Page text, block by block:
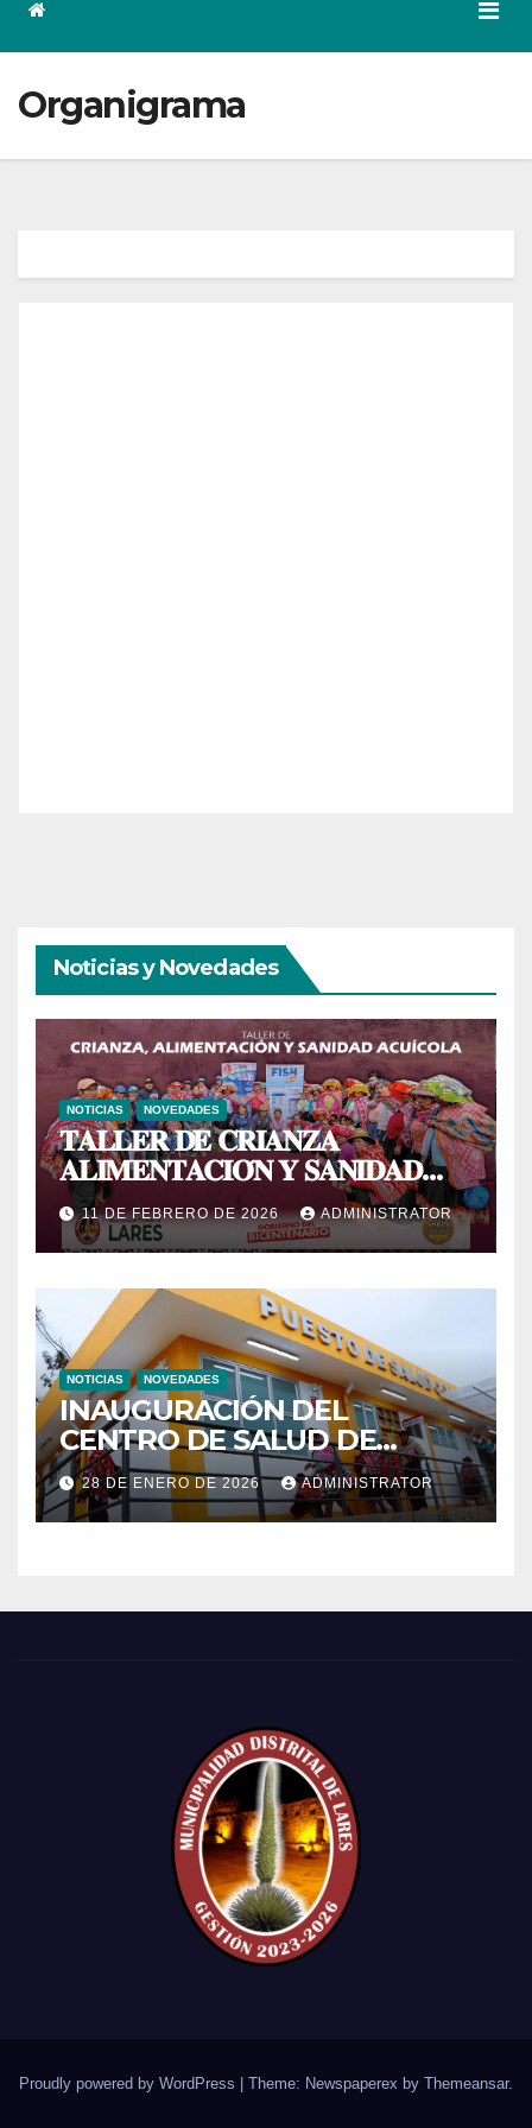
Organigrama
Noticias y Novedades
NOTICIAS NOVEDADES
𝐓𝐀𝐋𝐋𝐄𝐑 𝐃𝐄 𝐂𝐑𝐈𝐀𝐍𝐙𝐀
𝐀𝐋𝐈𝐌𝐄𝐍𝐓𝐀𝐂𝐈𝐎́𝐍 𝐘 𝐒𝐀𝐍𝐈𝐃𝐀𝐃
𝐀𝐂𝐔𝐈́𝐂𝐎𝐋𝐀
11 DE FEBRERO DE 2026 ADMINISTRATOR
NOTICIAS NOVEDADES
INAUGURACIÓN DEL
CENTRO DE SALUD DE
PRIMER NIVEL DEL CENTRO
POBLADO DE CCACHIN
28 DE ENERO DE 2026 ADMINISTRATOR
Proudly powered by WordPress | Theme: Newspaperex by Themeansar.